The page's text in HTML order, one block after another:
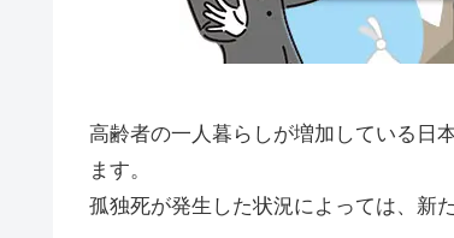
高齢者の一人暮らしが増加している日
ます。
孤独死が発生した状況によっては、新